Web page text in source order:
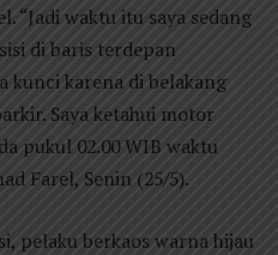
“Jadi waktu itu saya sedang
di baris terdepan
kunci karena di belakang
Saya ketahui motor
pukul 02.00 WIB waktu
Farel, Senin (25/5).
pelaku berkaos warna hijau